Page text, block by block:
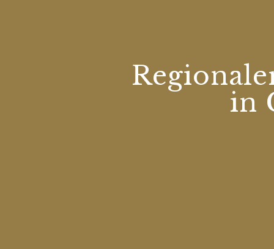
in